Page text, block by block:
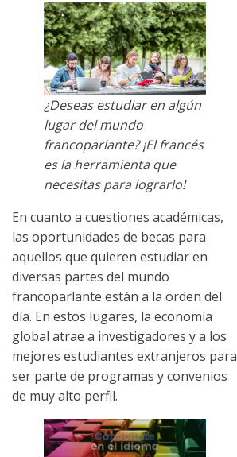
¿Deseas estudiar en algún
lugar del mundo
francoparlante? ¡El francés
es la herramienta que
necesitas para lograrlo!
En cuanto a cuestiones académicas,
las oportunidades de becas para
aquellos que quieren estudiar en
diversas partes del mundo
francoparlante están a la orden del
día. En estos lugares, la economía
global atrae a investigadores y a los
mejores estudiantes extranjeros para
ser parte de programas y convenios
de muy alto perfil.